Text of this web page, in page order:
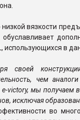
вязкости
использующихся в
своей
чем
e-victory, мы получаем
исключая
во